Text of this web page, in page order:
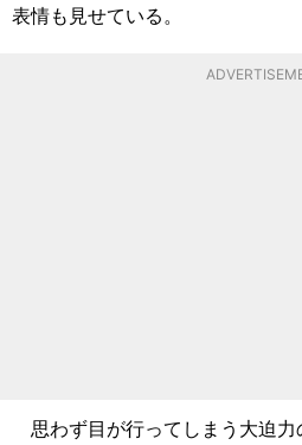
表情も見せている。
思わず目が行ってしまう大迫